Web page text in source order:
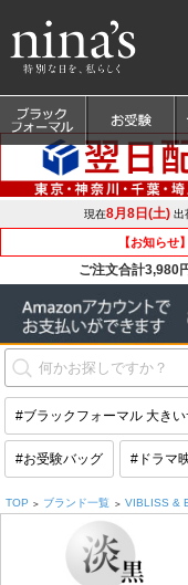
現在8月8日(土)出
【お知らせ
ご注文合計3,980
#ブラックフォーマル 大き
#お受験バッグ #ドラマ
TOP > ブランド一覧 > VIBLISS &